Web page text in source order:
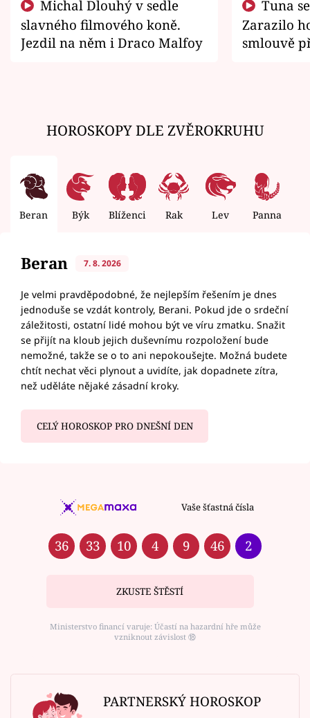
slavného filmového koně.
Jezdil na něm i Draco Malfoy
Zarazilo
smlouvě
HOROSKOPY DLE ZVĚROKRUHU
Beran Býk Blíženci Rak Lev Panna
Beran 7. 8. 2026
Je velmi pravděpodobné, že nejlepším řešením je dnes
jednoduše se vzdát kontroly, Berani. Pokud jde o srdeční
záležitosti, ostatní lidé mohou být ve víru zmatku. Snažit
se přijít na kloub jejich duševnímu rozpoložení bude
nemožné, takže se o to ani nepokoušejte. Možná budete
chtít nechat věci plynout a uvidíte, jak dopadnete zítra,
než uděláte nějaké zásadní kroky.
CELÝ HOROSKOP PRO DNEŠNÍ DEN
Vaše šťastná čísla
36 33 10 4 9 46 2
ZKUSTE ŠTĚSTÍ
Ministerstvo financí varuje: Účastí na hazardní hře může
vzniknout závislost ⑱
PARTNERSKÝ HOROSKOP